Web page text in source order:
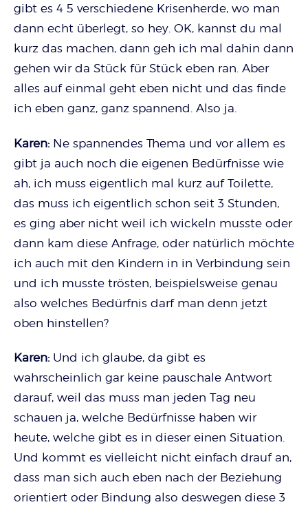
gibt es 4 5 verschiedene Krisenherde, wo man
dann echt überlegt, so hey. OK, kannst du mal
kurz das machen, dann geh ich mal dahin dann
gehen wir da Stück für Stück eben ran. Aber
alles auf einmal geht eben nicht und das finde
ich eben ganz, ganz spannend. Also ja.
Karen: Ne spannendes Thema und vor allem es
gibt ja auch noch die eigenen Bedürfnisse wie
ah, ich muss eigentlich mal kurz auf Toilette,
das muss ich eigentlich schon seit 3 Stunden,
es ging aber nicht weil ich wickeln musste oder
dann kam diese Anfrage, oder natürlich möchte
ich auch mit den Kindern in in Verbindung sein
und ich musste trösten, beispielsweise genau
also welches Bedürfnis darf man denn jetzt
oben hinstellen?
Karen: Und ich glaube, da gibt es
wahrscheinlich gar keine pauschale Antwort
darauf, weil das muss man jeden Tag neu
schauen ja, welche Bedürfnisse haben wir
heute, welche gibt es in dieser einen Situation.
Und kommt es vielleicht nicht einfach drauf an,
dass man sich auch eben nach der Beziehung
orientiert oder Bindung also deswegen diese 3